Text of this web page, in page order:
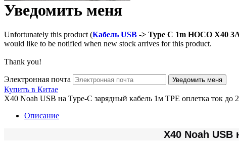
Уведомить меня
Unfortunately this product (Кабель USB -> Type C 1m HOCO X40
would like to be notified when new stock arrives for this product.
Thank you!
Электронная почта
Купить в Китае
X40 Noah USB на Type-C зарядный кабель 1м TPE оплетка ток до
Описание
X40 Noah USB